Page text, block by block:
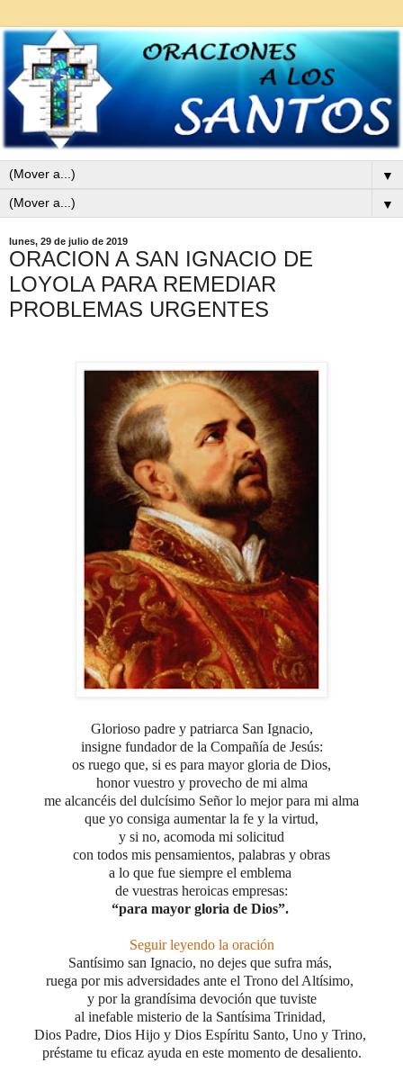
▼
▼
lunes, 29 de julio de 2019
ORACION A SAN IGNACIO DE
LOYOLA PARA REMEDIAR
PROBLEMAS URGENTES
Glorioso padre y patriarca San Ignacio,
insigne fundador de la Compañía de Jesús:
os ruego que, si es para mayor gloria de Dios,
honor vuestro y provecho de mi alma
me alcancéis del dulcísimo Señor lo mejor para mi alma
que yo consiga aumentar la fe y la virtud,
y si no, acomoda mi solicitud
con todos mis pensamientos, palabras y obras
a lo que fue siempre el emblema
de vuestras heroicas empresas:
“para mayor gloria de Dios”.
Seguir leyendo la oración
Santísimo san Ignacio, no dejes que sufra más,
ruega por mis adversidades ante el Trono del Altísimo,
y por la grandísima devoción que tuviste
al inefable misterio de la Santísima Trinidad,
Dios Padre, Dios Hijo y Dios Espíritu Santo, Uno y Trino,
préstame tu eficaz ayuda en este momento de desaliento.